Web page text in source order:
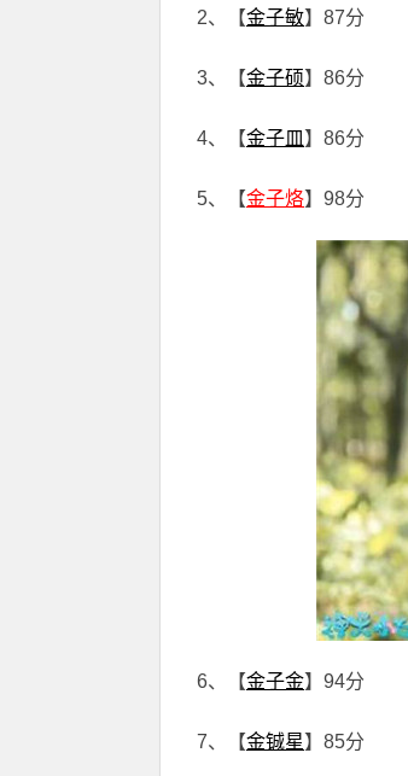
2、【金子敏】87分
3、【金子硕】86分
4、【金子皿 】86分
5、【金子烙】98分
6、【金子金】94分
7、【金铖星】85分